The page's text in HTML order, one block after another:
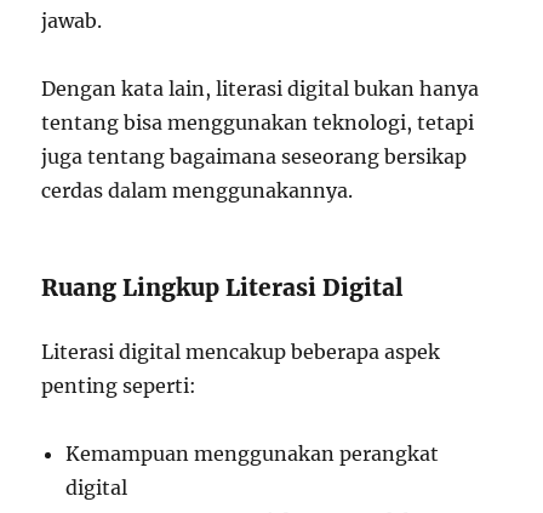
jawab.
Dengan kata lain, literasi digital bukan hanya
tentang bisa menggunakan teknologi, tetapi
juga tentang bagaimana seseorang bersikap
cerdas dalam menggunakannya.
Ruang Lingkup Literasi Digital
Literasi digital mencakup beberapa aspek
penting seperti:
Kemampuan menggunakan perangkat
digital